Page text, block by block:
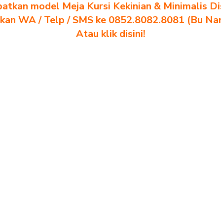
model Meja Kursi Kekinian & Minimalis
WA / Telp / SMS ke 0852.8082.8081 (Bu
Atau klik disini!